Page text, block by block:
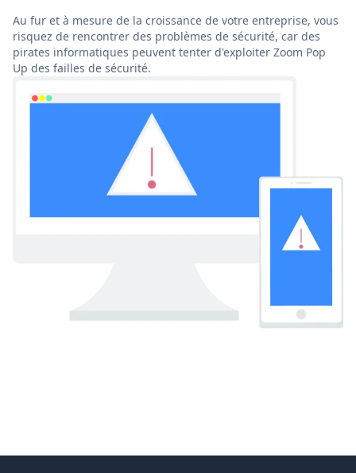
Au fur et à mesure de la croissance de votre entreprise, vous
risquez de rencontrer des problèmes de sécurité, car des
pirates informatiques peuvent tenter d'exploiter Zoom Pop
Up des failles de sécurité.